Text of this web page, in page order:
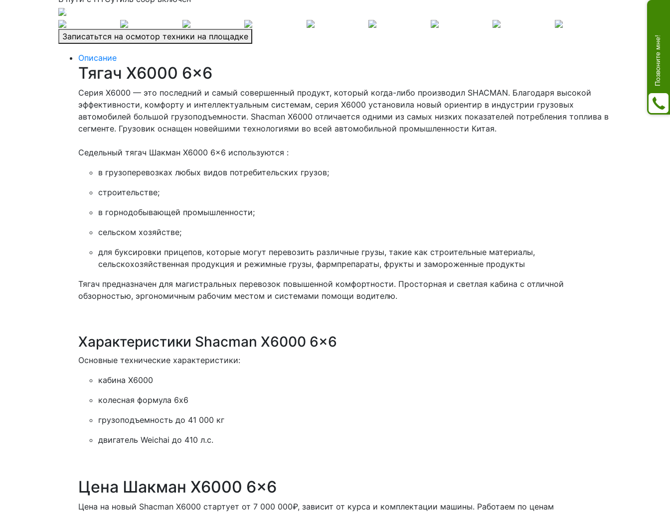
Записатьтся на осмотор техники на площадке
Описание
Тягач X6000 6x6
Серия X6000 — это последний и самый совершенный продукт, который когда-либо производил SHACMAN. Благодаря высокой
эффективности, комфорту и интеллектуальным системам, серия X6000 установила новый ориентир в индустрии грузовых
автомобилей большой грузоподъемности. Shacman X6000 отличается одними из самых низких показателей потребления топлива в
сегменте. Грузовик оснащен новейшими технологиями во всей автомобильной промышленности Китая.
Седельный тягач Шакман X6000 6x6 используются :
в грузоперевозках любых видов потребительских грузов;
строительстве;
в горнодобывающей промышленности;
сельском хозяйстве;
для буксировки прицепов, которые могут перевозить различные грузы, такие как строительные материалы,
сельскохозяйственная продукция и режимные грузы, фармпрепараты, фрукты и замороженные продукты
Тягач предназначен для магистральных перевозок повышенной комфортности. Просторная и светлая кабина с отличной
обзорностью, эргономичным рабочим местом и системами помощи водителю.
Характеристики Shacman X6000 6x6
Основные технические характеристики:
кабина X6000
колесная формула 6x6
грузоподъемность до 41 000 кг
двигатель Weichai до 410 л.с.
Цена Шакман X6000 6x6
Цена на новый Shacman X6000 стартует от 7 000 000₽, зависит от курса и комплектации машины. Работаем по ценам
Позвоните мне!